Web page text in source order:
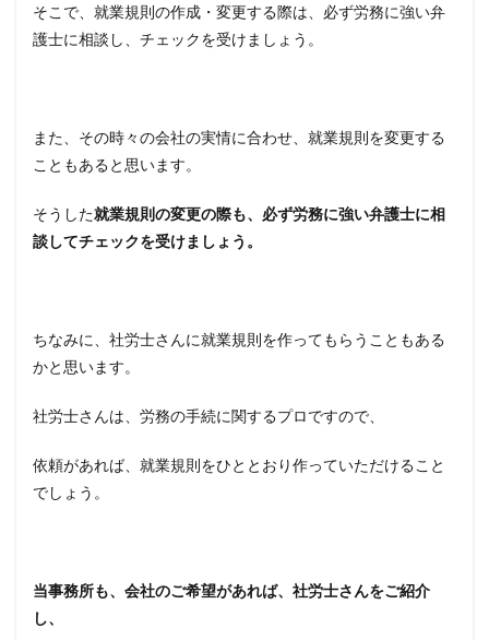
そこで、就業規則の作成・変更する際は、必ず労務に強い弁
護士に相談し、チェックを受けましょう。
また、その時々の会社の実情に合わせ、就業規則を変更する
こともあると思います。
そうした就業規則の変更の際も、必ず労務に強い弁護士に相
談してチェックを受けましょう。
ちなみに、社労士さんに就業規則を作ってもらうこともある
かと思います。
社労士さんは、労務の手続に関するプロですので、
依頼があれば、就業規則をひととおり作っていただけること
でしょう。
当事務所も、会社のご希望があれば、社労士さんをご紹介
し、